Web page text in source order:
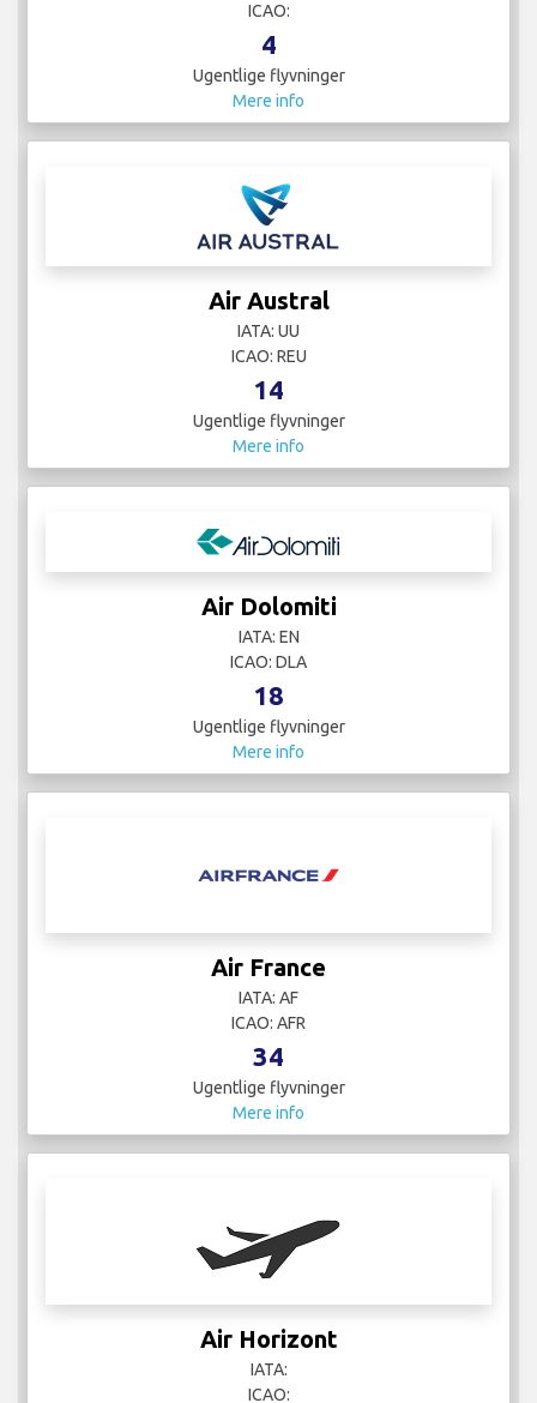
ICAO:
4
Ugentlige flyvninger
Mere info
Air Austral
IATA: UU
ICAO: REU
14
Ugentlige flyvninger
Mere info
Air Dolomiti
IATA: EN
ICAO: DLA
18
Ugentlige flyvninger
Mere info
Air France
IATA: AF
ICAO: AFR
34
Ugentlige flyvninger
Mere info
Air Horizont
IATA:
ICAO: